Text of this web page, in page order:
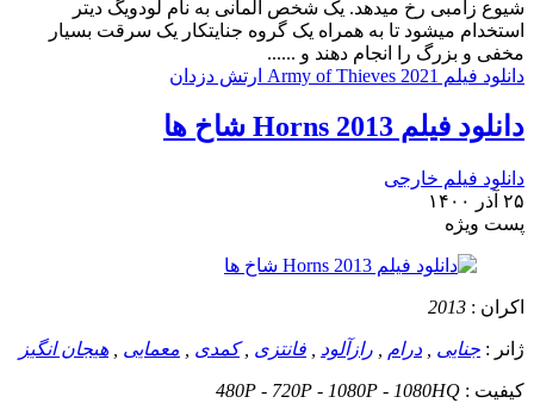
شیوع زامبی رخ میدهد. یک شخص آلمانی به نام لودویگ دیتر
استخدام میشود تا به همراه یک گروه جنایتکار یک سرقت بسیار
مخفی و بزرگ را انجام دهند و ......
دانلود فیلم Army of Thieves 2021 ارتش دزدان
دانلود فیلم Horns 2013 شاخ ها
دانلود فیلم خارجی
۲۵ آذر ۱۴۰۰
پست ويژه
اکران : 2013
ژانر : جنایی درام رازآلود فانتزی ,کمدی معمایی هیجان انگیز
کیفیت : 480P - 720P - 1080P - 1080HQ